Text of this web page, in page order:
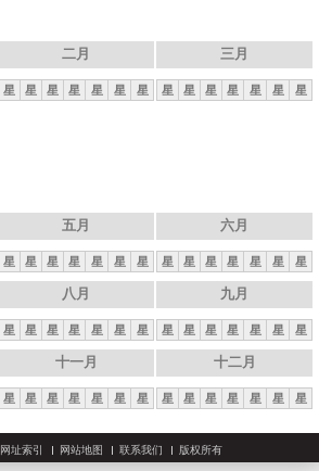
二月
星 星 星 星 星 星 星
三月
星 星 星 星 星 星 星
五月
星 星 星 星 星 星 星
六月
星 星 星 星 星 星 星
八月
星 星 星 星 星 星 星
九月
星 星 星 星 星 星 星
十一月
星 星 星 星 星 星 星
十二月
星 星 星 星 星 星 星
网址索引 网站地图 联系我们 版权所有